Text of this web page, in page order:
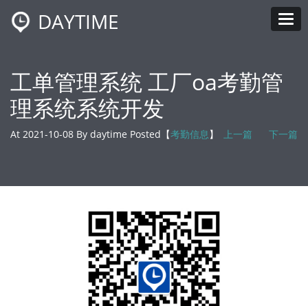
DAYTIME
工单管理系统 工厂oa考勤管
理系统系统开发
At 2021-10-08 By daytime Posted【考勤信息】 上一篇 下一篇